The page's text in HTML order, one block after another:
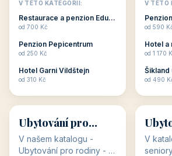
dovolenou přímo
souvisejí. Aktivní
odpočinek jso...
V TÉTO KATEGORII:
Restaurace a penzion Eduard
od 700 Kč
Penzion Pepicentrum
od 250 Kč
Hotel Garni Vildštejn
od 310 Kč
c...
V TÉTO
od 590
Hotel a
od 1 170
od 490
👨‍👩‍👧‍👦
34 objektů
Ubytování pro
rodiny
V našem katalogu -
Ubytování pro rodiny -
🧓
V